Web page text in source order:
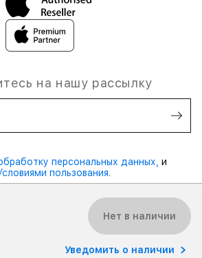
Нет в наличии
Уведомить о наличии
на нашу рассылку
персональных данных, и
пользования.
Ukraine. Все права защищены.